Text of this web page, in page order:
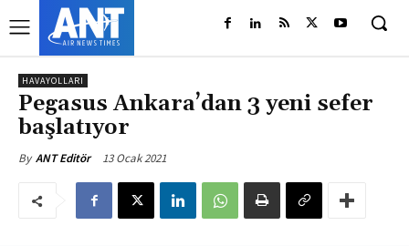
HAVAYOLLARI
Pegasus Ankara’dan 3 yeni sefer
başlatıyor
By ANT Editör 13 Ocak 2021